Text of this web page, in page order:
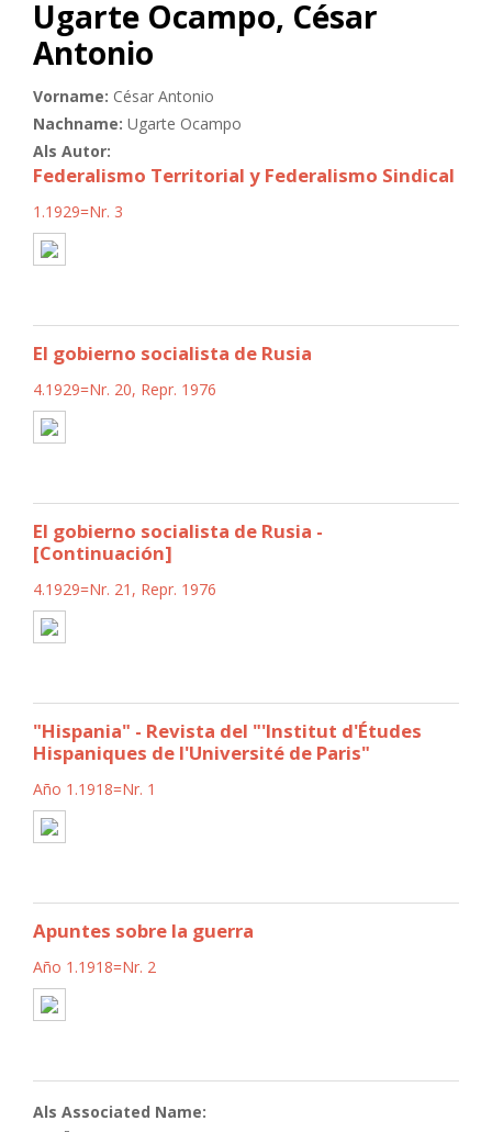
Ugarte Ocampo, César
Antonio
Vorname: César Antonio
Nachname: Ugarte Ocampo
Als Autor:
Federalismo Territorial y Federalismo Sindical
1.1929=Nr. 3
El gobierno socialista de Rusia
4.1929=Nr. 20, Repr. 1976
El gobierno socialista de Rusia -
[Continuación]
4.1929=Nr. 21, Repr. 1976
"Hispania" - Revista del "'Institut d'Études
Hispaniques de l'Université de Paris"
Año 1.1918=Nr. 1
Apuntes sobre la guerra
Año 1.1918=Nr. 2
Als Associated Name: